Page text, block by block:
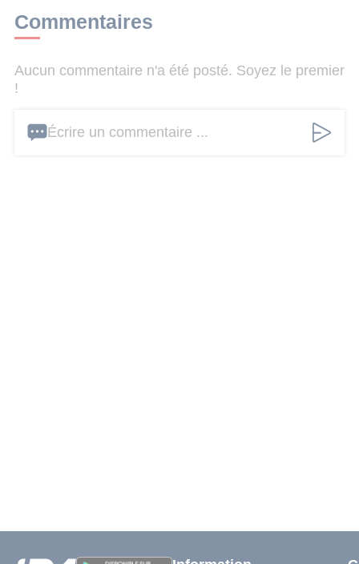
Commentaires
Aucun commentaire n'a été posté. Soyez le premier
!
Écrire un commentaire ...